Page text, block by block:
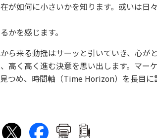
が如何に小さいかを知ります。或いは日
かを感じます。
ら来る動揺はサーッと引いていき、心が
高く高く進む決意を思い出します。マー
つめ、時間軸（Time Horizon）を長目に